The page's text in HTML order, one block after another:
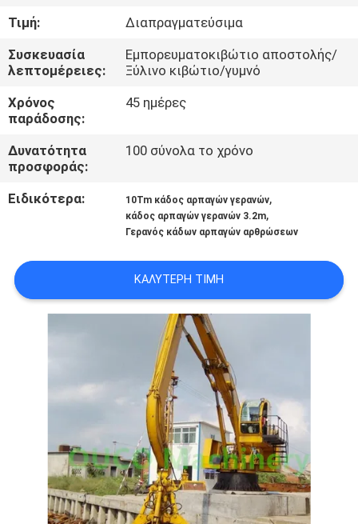
ΣΤΟ
ΕΡΓΟΣΤΆΣΙΟ
ΈΛΕΓΧΟΣ
ΠΟΙΌΤΗΤΑΣ
ΕΙΔΉΣΕΙΣ
CONTACT
SITEMAP
ΠΟΛΙΤΙΚΉ
ΑΠΟΡΡΉΤΟΥ
Τιμή:
Διαπραγματεύσιμα
Συσκευασία
λεπτομέρειες:
Εμπορευματοκιβώτιο αποστολής/
Ξύλινο κιβώτιο/γυμνό
Χρόνος
παράδοσης:
45 ημέρες
Δυνατότητα
προσφοράς:
100 σύνολα το χρόνο
Ειδικότερα: 10Tm κάδος αρπαγών γερανών,
κάδος αρπαγών γερανών 3.2m,
Γερανός κάδων αρπαγών αρθρώσεων
ΚΑΛΎΤΕΡΗ ΤΙΜΉ